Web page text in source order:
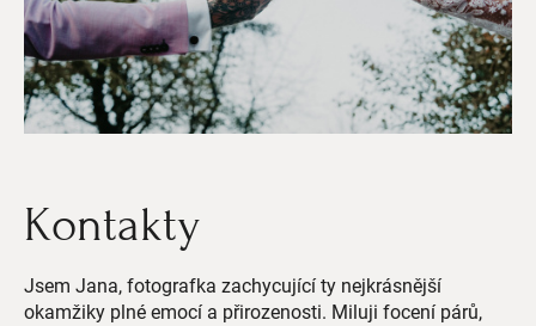
Kontakty
Jsem Jana, fotografka zachycující ty nejkrásnější
okamžiky plné emocí a přirozenosti. Miluji focení párů,